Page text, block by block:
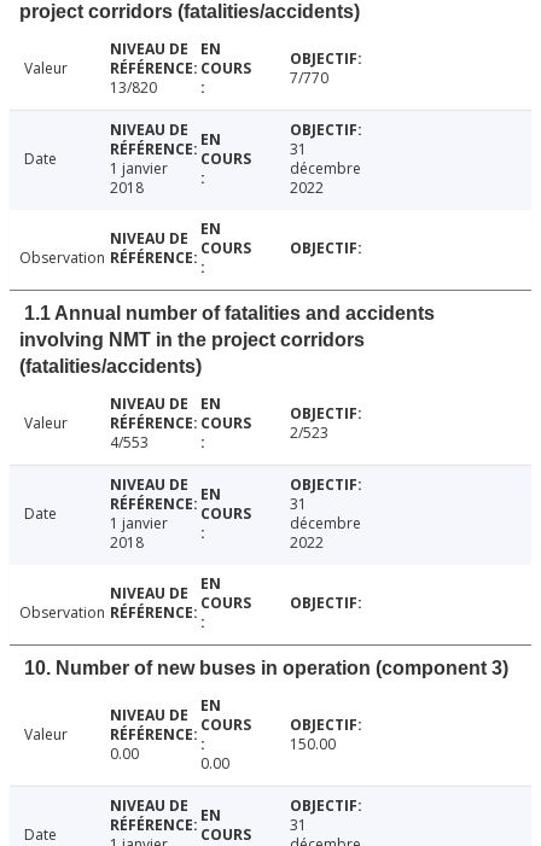
project corridors (fatalities/accidents)
Valeur
13/820
7/770
Date
1 janvier
2018
31
décembre
2022
Observation
1.1 Annual number of fatalities and accidents
involving NMT in the project corridors
(fatalities/accidents)
Valeur
4/553
2/523
Date
1 janvier
2018
31
décembre
2022
Observation
10. Number of new buses in operation (component 3)
Valeur
0.00
0.00
150.00
Date
31